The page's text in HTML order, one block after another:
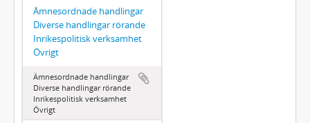
Ämnesordnade handlingar 
Diverse handlingar rörande
Inrikespolitisk verksamhet 
Övrigt
Ämnesordnade handlingar 
Diverse handlingar rörande
Inrikespolitisk verksamhet 
Övrigt